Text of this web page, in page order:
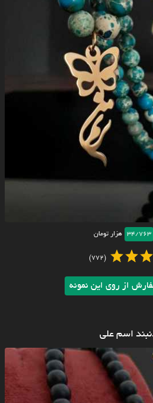
34/763 هزار تومان
(772)
از روی این نمونه
اسم علی